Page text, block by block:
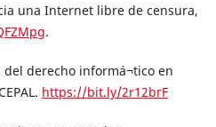
una Internet libre de censura,
.
del derecho informá¬tico en
https://bit.ly/2r12brF